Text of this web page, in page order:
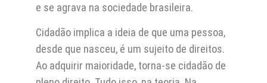
e se agrava na sociedade brasileira.
Cidadão implica a ideia de que uma pessoa,
desde que nasceu, é um sujeito de direitos.
Ao adquirir maioridade, torna-se cidadão de